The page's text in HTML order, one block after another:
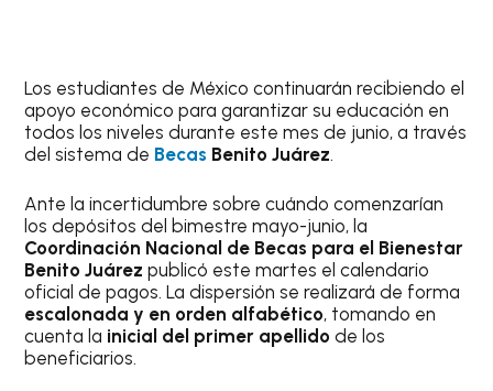
Los estudiantes de México continuarán recibiendo el
apoyo económico para garantizar su educación en
todos los niveles durante este mes de junio, a través
del sistema de Becas Benito Juárez.
Ante la incertidumbre sobre cuándo comenzarían
los depósitos del bimestre mayo-junio, la
Coordinación Nacional de Becas para el Bienestar
Benito Juárez publicó este martes el calendario
oficial de pagos. La dispersión se realizará de forma
escalonada y en orden alfabético, tomando en
cuenta la inicial del primer apellido de los
beneficiarios.